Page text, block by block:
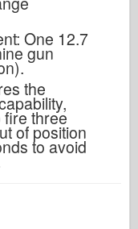
One 12.7
gun
the
fire three
of position
to avoid